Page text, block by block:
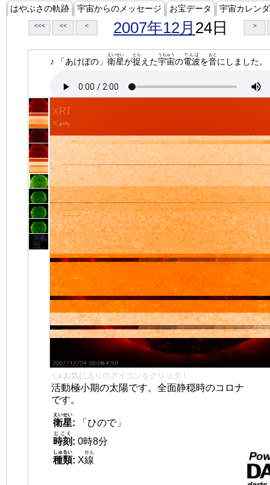
はやぶさの軌跡 宇宙からのメッセージ お宝データ 宇宙カレン
<<< << < 2007年12月 24日 >
♪ 「あけぼの」 衛星
えいせい
が捉
とら
えた宇宙
うちゅう
の電波
でんぱ
を音
おと
にしました。
👈 お気に入りのアイコンをクリック！
活動極小期の太陽です。全面静穏時のコロナ
です。
衛星
えいせい
:
「ひので」
時刻
じこく
: 0時8分
種類
しゅるい
: X線
せん